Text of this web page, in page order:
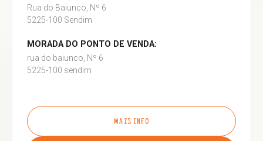
Rua do Baiunco, Nº 6
5225-100 Sendim
MORADA DO PONTO DE VENDA:
rua do baiunco, Nº 6
5225-100 sendim
MAIS INFO